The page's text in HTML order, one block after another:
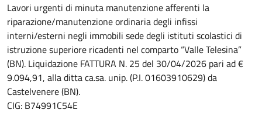
Lavori urgenti di minuta manutenzione afferenti la
riparazione/manutenzione ordinaria degli infissi
interni/esterni negli immobili sede degli istituti scolastici di
istruzione superiore ricadenti nel comparto “Valle Telesina”
(BN). Liquidazione FATTURA N. 25 del 30/04/2026 pari ad €
9.094,91, alla ditta ca.sa. unip. (P.I. 01603910629) da
Castelvenere (BN).
CIG: B74991C54E